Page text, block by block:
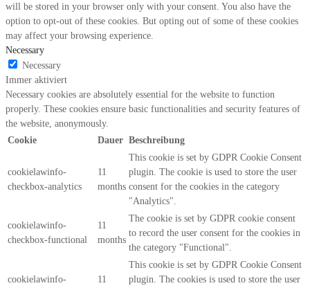
will be stored in your browser only with your consent. You also have the
option to opt-out of these cookies. But opting out of some of these cookies
may affect your browsing experience.
Necessary
Necessary
Immer aktiviert
Necessary cookies are absolutely essential for the website to function
properly. These cookies ensure basic functionalities and security features of
the website, anonymously.
Cookie
Dauer Beschreibung
cookielawinfo-
checkbox-analytics
11
months
This cookie is set by GDPR Cookie Consent
plugin. The cookie is used to store the user
consent for the cookies in the category
"Analytics".
cookielawinfo-
checkbox-functional
11
months
The cookie is set by GDPR cookie consent
to record the user consent for the cookies in
the category "Functional".
cookielawinfo-
11
This cookie is set by GDPR Cookie Consent
plugin. The cookies is used to store the user